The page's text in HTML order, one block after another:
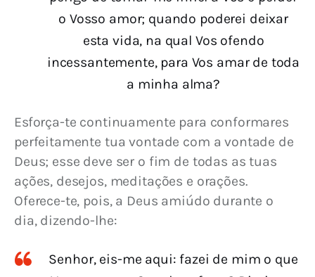
o Vosso amor; quando poderei deixar
esta vida, na qual Vos ofendo
incessantemente, para Vos amar de toda
a minha alma?
Esforça-te continuamente para conformares
perfeitamente tua vontade com a vontade de
Deus; esse deve ser o fim de todas as tuas
ações, desejos, meditações e orações.
Oferece-te, pois, a Deus amiúdo durante o
dia, dizendo-lhe:
Senhor, eis-me aqui: fazei de mim o que